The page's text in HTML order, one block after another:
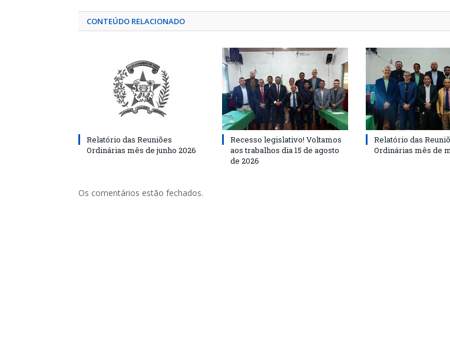
CONTEÚDO RELACIONADO
Relatório das Reuniões
Ordinárias mês de junho 2026
Recesso legislativo! Voltamos
aos trabalhos dia 15 de agosto
de 2026
Relatório das
Ordinárias mês de
Os comentários estão fechados.